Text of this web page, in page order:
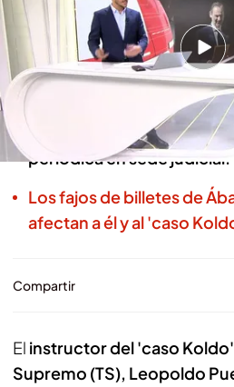
Redacción digital Noticias
15 OCT 2025 - 14:30h.
Mantiene las medidas
vigentes, es decir,
país, retirada de
periódica en sede judicial.
Los fajos de billetes de
afectan a él y al 'caso
Compartir
El instructor del 'caso Koldo'
Supremo (TS), Leopoldo